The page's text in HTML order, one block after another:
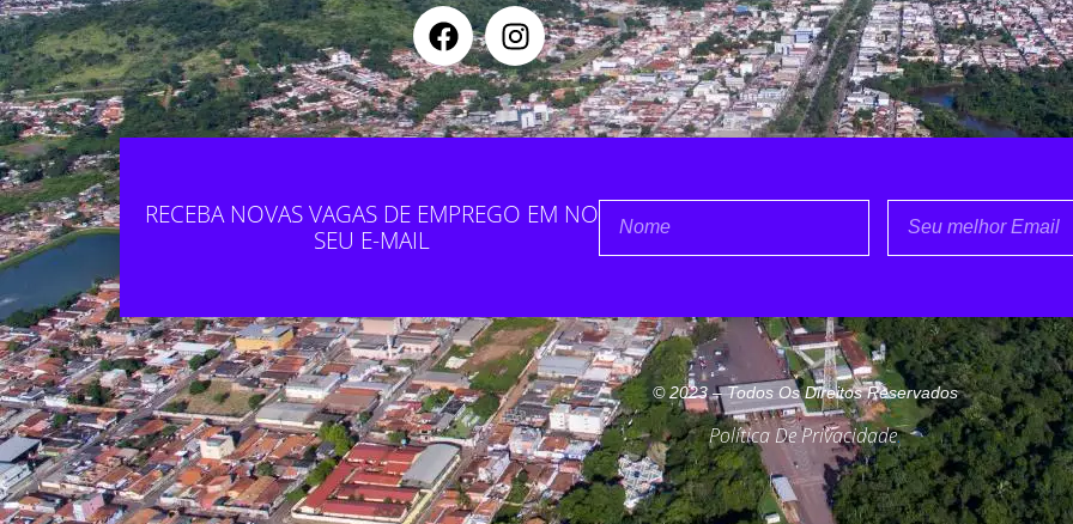
F
a
c
e
b
o
k
I
n
s
t
a
r
a
RECEBA NOVAS VAGAS DE EMPREGO EM NO
SEU E-MAIL
© 2023 – Todos Os Direitos Reservados
Política De Privacidade.